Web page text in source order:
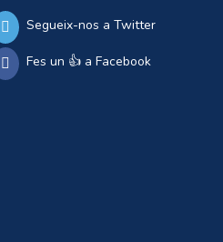
Segueix-nos a Twitter
Fes un 👍 a Facebook